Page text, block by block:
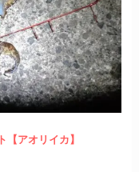
アオリイカ】